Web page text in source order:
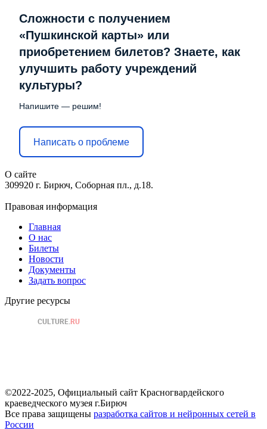
Сложности с получением
«Пушкинской карты» или
приобретением билетов? Знаете, как
улучшить работу учреждений
культуры?
Напишите — решим!
Написать о проблеме
О сайте
309920 г. Бирюч, Соборная пл., д.18.
Правовая информация
Главная
О нас
Билеты
Новости
Документы
Задать вопрос
Другие ресурсы
©2022-2025, Официальный сайт Красногвардейского
краеведческого музея г.Бирюч
Все права защищены разработка сайтов и нейронных сетей в
России